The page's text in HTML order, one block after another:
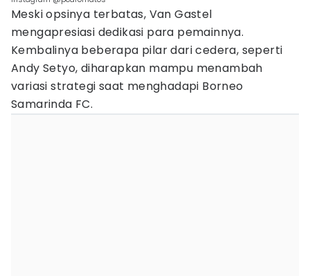
Meski opsinya terbatas, Van Gastel
mengapresiasi dedikasi para pemainnya.
Kembalinya beberapa pilar dari cedera, seperti
Andy Setyo, diharapkan mampu menambah
variasi strategi saat menghadapi Borneo
Samarinda FC.